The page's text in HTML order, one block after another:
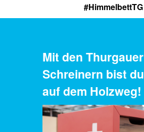
#HimmelbettTG
Mit den Thurgauer
Schreinern bist
auf dem Holzweg!